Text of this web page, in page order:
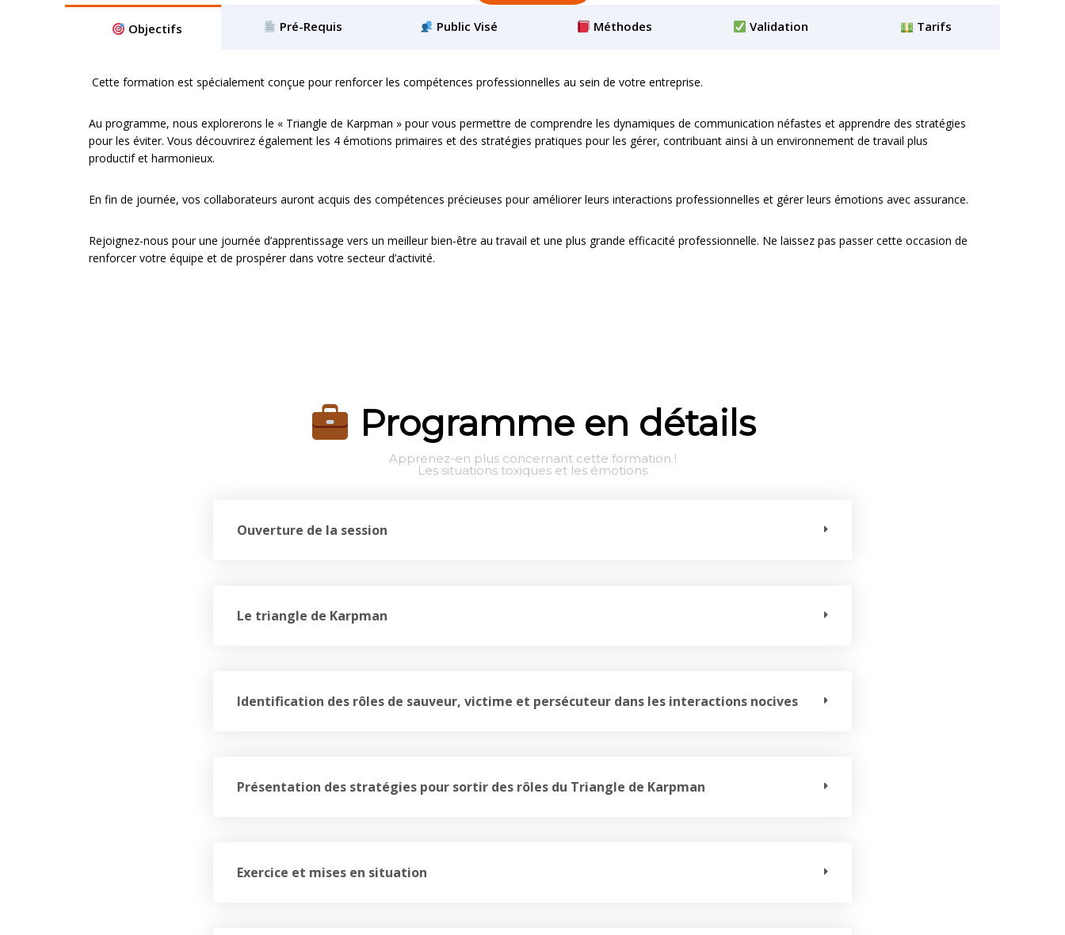
Objectifs Pré-Requis Public Visé Méthodes Validation Tarifs
Cette formation est spécialement conçue pour renforcer les compétences professionnelles au sein de votre entreprise.
Au programme, nous explorerons le « Triangle de Karpman » pour vous permettre de comprendre les dynamiques de communication néfastes et apprendre des stratégies
pour les éviter. Vous découvrirez également les 4 émotions primaires et des stratégies pratiques pour les gérer, contribuant ainsi à un environnement de travail plus
productif et harmonieux.
En fin de journée, vos collaborateurs auront acquis des compétences précieuses pour améliorer leurs interactions professionnelles et gérer leurs émotions avec assurance.
Rejoignez-nous pour une journée d’apprentissage vers un meilleur bien-être au travail et une plus grande efficacité professionnelle. Ne laissez pas passer cette occasion de
renforcer votre équipe et de prospérer dans votre secteur d’activité.
Programme en détails
Apprenez-en plus concernant cette formation !
Les situations toxiques et les émotions
Ouverture de la session
Le triangle de Karpman
Identification des rôles de sauveur, victime et persécuteur dans les interactions nocives
Présentation des stratégies pour sortir des rôles du Triangle de Karpman
Exercice et mises en situation